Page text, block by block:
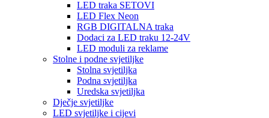
LED traka SETOVI
LED Flex Neon
RGB DIGITALNA traka
Dodaci za LED traku 12-24V
LED moduli za reklame
Stolne i podne svjetiljke
Stolna svjetiljka
Podna svjetiljka
Uredska svjetiljka
Dječje svjetiljke
LED svjetiljke i cijevi